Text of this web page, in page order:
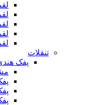
لقمه ای
لقمه ای
لقمه
لقمه ای
لقمه
تنقلات
پفک